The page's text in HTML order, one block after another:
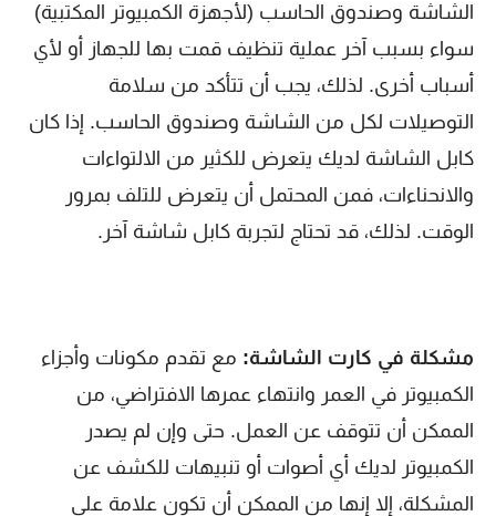
الشاشة وصندوق الحاسب (لأجهزة الكمبيوتر المكتبية)
سواء بسبب آخر عملية تنظيف قمت بها للجهاز أو لأي
أسباب أخرى. لذلك، يجب أن تتأكد من سلامة
التوصيلات لكل من الشاشة وصندوق الحاسب. إذا كان
كابل الشاشة لديك يتعرض للكثير من الالتواءات
والانحناءات، فمن المحتمل أن يتعرض للتلف بمرور
الوقت. لذلك، قد تحتاج لتجربة كابل شاشة آخر.
مشكلة في كارت الشاشة: مع تقدم مكونات وأجزاء
الكمبيوتر في العمر وانتهاء عمرها الافتراضي، من
الممكن أن تتوقف عن العمل. حتى وإن لم يصدر
الكمبيوتر لديك أي أصوات أو تنبيهات للكشف عن
المشكلة، إلا إنها من الممكن أن تكون علامة على